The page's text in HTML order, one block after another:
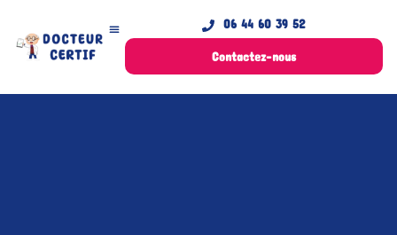
06 44 60 39 52
Contactez-nous